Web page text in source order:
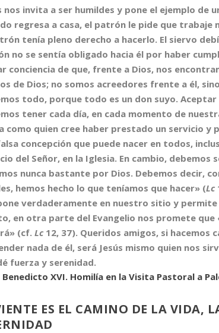
nos invita a ser humildes y pone el ejemplo de
regresa a casa, el patrón le pide que trabaje
tenía pleno derecho a hacerlo. El siervo
no se sentía obligado hacia él por haber
conciencia de que, frente a Dios, nos
de Dios; no somos acreedores frente a él,
todo, porque todo es un don suyo.
tener cada día, en cada momento de
como quien cree haber prestado un servicio y
concepción que puede nacer en todos,
del Señor, en la Iglesia. En cambio, debemos
nunca bastante por Dios. Debemos decir,
hemos hecho lo que teníamos que hacer» (Lc
verdaderamente en nuestro sitio y
en otra parte del Evangelio nos promete que
(cf.Lc 12, 37). Queridos amigos, si hacemos
nada de él, será Jesús mismo quien nos
fuerza y serenidad.
Benedicto XVI. Homilía en la Visita Pastoral a
ES EL CAMINO DE LA VIDA,